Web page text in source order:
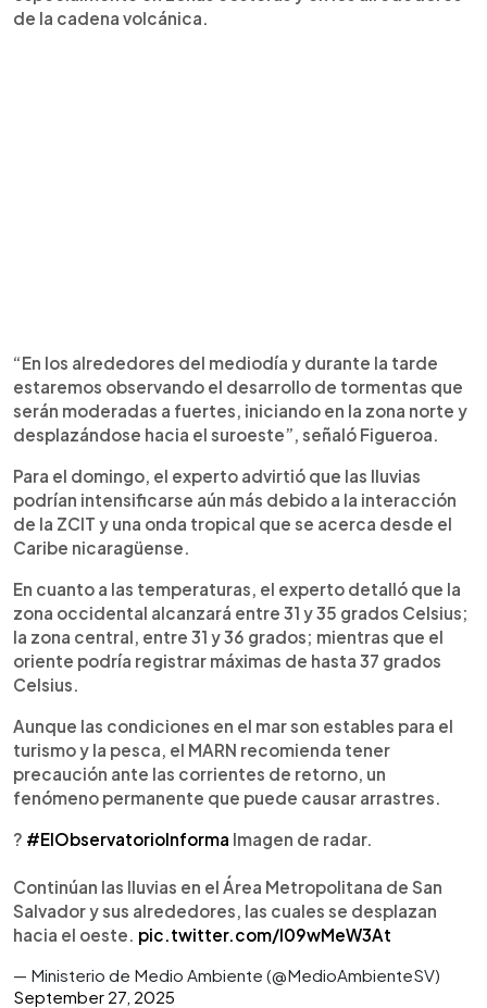
de la cadena volcánica.
“En los alrededores del mediodía y durante la tarde
estaremos observando el desarrollo de tormentas que
serán moderadas a fuertes, iniciando en la zona norte y
desplazándose hacia el suroeste”, señaló Figueroa.
Para el domingo, el experto advirtió que las lluvias
podrían intensificarse aún más debido a la interacción
de la ZCIT y una onda tropical que se acerca desde el
Caribe nicaragüense.
En cuanto a las temperaturas, el experto detalló que la
zona occidental alcanzará entre 31 y 35 grados Celsius;
la zona central, entre 31 y 36 grados; mientras que el
oriente podría registrar máximas de hasta 37 grados
Celsius.
Aunque las condiciones en el mar son estables para el
turismo y la pesca, el MARN recomienda tener
precaución ante las corrientes de retorno, un
fenómeno permanente que puede causar arrastres.
? #ElObservatorioInforma Imagen de radar.
Continúan las lluvias en el Área Metropolitana de San
Salvador y sus alrededores, las cuales se desplazan
hacia el oeste. pic.twitter.com/I09wMeW3At
— Ministerio de Medio Ambiente (@MedioAmbienteSV)
September 27, 2025